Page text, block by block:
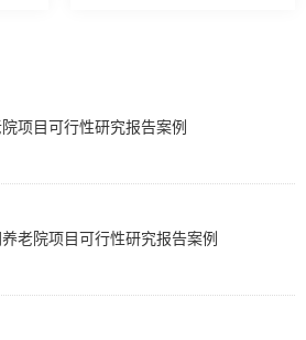
项目可行性研究报告案例
老院项目可行性研究报告案例